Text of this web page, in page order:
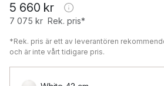
5 660 kr
7 075 kr Rek. pris*
*Rek. pris är ett av leverantören
och är inte vårt tidigare pris.